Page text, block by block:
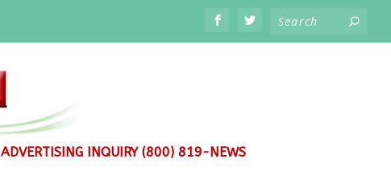
ADVERTISING INQUIRY (800) 819-NEWS